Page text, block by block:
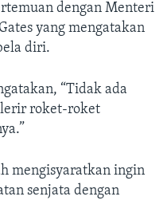
dengan Menteri
yang mengatakan
diri.
“Tidak ada
roket-roket
mengisyaratkan ingin
senjata dengan